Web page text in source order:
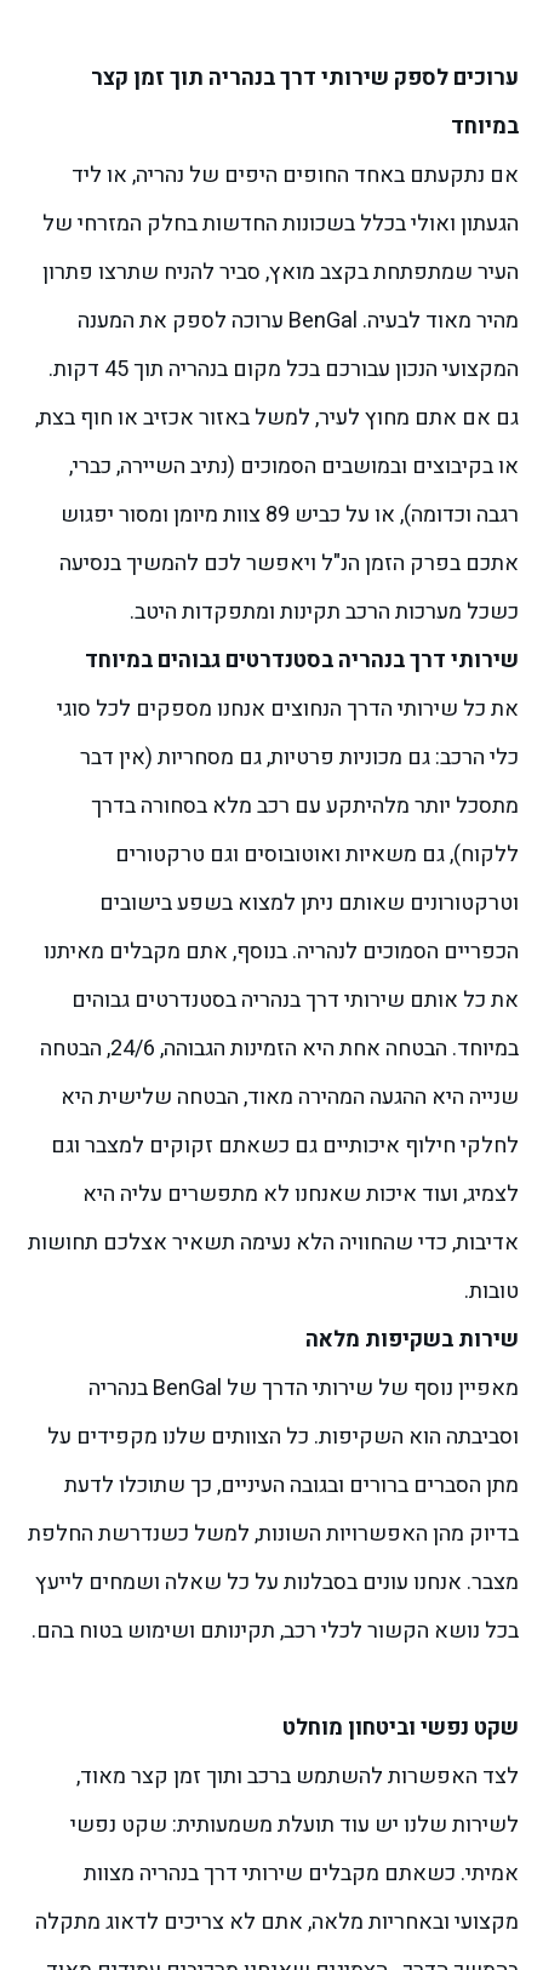
ערוכים לספק שירותי דרך בנהריה תוך זמן קצר
במיוחד
אם נתקעתם באחד החופים היפים של נהריה, או ליד
הגעתון ואולי בכלל בשכונות החדשות בחלק המזרחי של
העיר שמתפתחת בקצב מואץ, סביר להניח שתרצו פתרון
מהיר מאוד לבעיה. BenGal ערוכה לספק את המענה
המקצועי הנכון עבורכם בכל מקום בנהריה תוך 45 דקות.
גם אם אתם מחוץ לעיר, למשל באזור אכזיב או חוף בצת,
או בקיבוצים ובמושבים הסמוכים (נתיב השיירה, כברי,
רגבה וכדומה), או על כביש 89 צוות מיומן ומסור יפגוש
אתכם בפרק הזמן הנ"ל ויאפשר לכם להמשיך בנסיעה
כשכל מערכות הרכב תקינות ומתפקדות היטב.
שירותי דרך בנהריה בסטנדרטים גבוהים במיוחד
את כל שירותי הדרך הנחוצים אנחנו מספקים לכל סוגי
כלי הרכב: גם מכוניות פרטיות, גם מסחריות (אין דבר
מתסכל יותר מלהיתקע עם רכב מלא בסחורה בדרך
ללקוח), גם משאיות ואוטובוסים וגם טרקטורים
וטרקטורונים שאותם ניתן למצוא בשפע בישובים
הכפריים הסמוכים לנהריה.בנוסף, אתם מקבלים מאיתנו
את כל אותם שירותי דרך בנהריה בסטנדרטים גבוהים
במיוחד. הבטחה אחת היא הזמינות הגבוהה, 24/6, הבטחה
שנייה היא ההגעה המהירה מאוד, הבטחה שלישית היא
לחלקי חילוף איכותיים גם כשאתם זקוקים למצבר וגם
לצמיג, ועוד איכות שאנחנו לא מתפשרים עליה היא
אדיבות, כדי שהחוויה הלא נעימה תשאיר אצלכם תחושות
טובות.
שירות בשקיפות מלאה
מאפיין נוסף של שירותי הדרך של BenGal בנהריה
וסביבתה הוא השקיפות. כל הצוותים שלנו מקפידים על
מתן הסברים ברורים ובגובה העיניים, כך שתוכלו לדעת
בדיוק מהן האפשרויות השונות, למשל כשנדרשת החלפת
מצבר. אנחנו עונים בסבלנות על כל שאלה ושמחים לייעץ
בכל נושא הקשור לכלי רכב, תקינותם ושימוש בטוח בהם.
שקט נפשי וביטחון מוחלט
לצד האפשרות להשתמש ברכב ותוך זמן קצר מאוד,
לשירות שלנו יש עוד תועלת משמעותית: שקט נפשי
אמיתי. כשאתם מקבלים שירותי דרך בנהריה מצוות
מקצועי ובאחריות מלאה, אתם לא צריכים לדאוג מתקלה